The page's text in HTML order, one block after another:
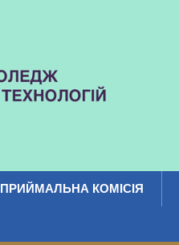
ПРИЙМАЛЬНА КОМІСІЯ